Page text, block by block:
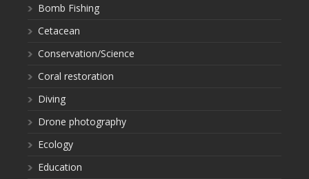
Bomb Fishing
Cetacean
Conservation/Science
Coral restoration
Diving
Drone photography
Ecology
Education